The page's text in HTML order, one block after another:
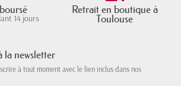
14 jours
Retrait en boutique à
Toulouse
la newsletter
à tout moment avec le lien inclus dans nos